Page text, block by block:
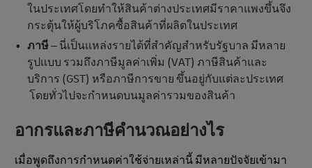
ในประเทศโดยทําให้สินค้าต่างประเทศมีราคาแพงขึ้นจึง
กระตุ้นให้ผู้บริโภคซื้อสินค้าที่ผลิตในประเทศ
ภาษี– นี่เป็นแหล่งรายได้ที่สําคัญสําหรับรัฐบาล มีหลาย
รูปแบบ รวมถึงภาษีมูลค่าเพิ่ม (VAT) ภาษีสินค้าและ
บริการ (GST) หรือภาษีการขาย ขึ้นอยู่กับแต่ละประเทศ
โดยทั่วไปจะกําหนดบนมูลค่ารวมของสินค้า
อากรและภาษีคํานวณอย่างไร
เมื่อพูดถึงการกําหนดค่าใช้จ่ายเหล่านี้ มีหลายปัจจัยเข้ามา